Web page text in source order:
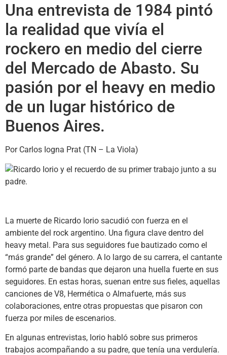
Una entrevista de 1984 pintó
la realidad que vivía el
rockero en medio del cierre
del Mercado de Abasto. Su
pasión por el heavy en medio
de un lugar histórico de
Buenos Aires.
Por Carlos Iogna Prat (TN – La Viola)
La muerte de Ricardo Iorio sacudió con fuerza en el
ambiente del rock argentino. Una figura clave dentro del
heavy metal. Para sus seguidores fue bautizado como el
“más grande” del género. A lo largo de su carrera, el cantante
formó parte de bandas que dejaron una huella fuerte en sus
seguidores. En estas horas, suenan entre sus fieles, aquellas
canciones de V8, Hermética o Almafuerte, más sus
colaboraciones, entre otras propuestas que pisaron con
fuerza por miles de escenarios.
En algunas entrevistas, Iorio habló sobre sus primeros
trabajos acompañando a su padre, que tenía una verdulería.